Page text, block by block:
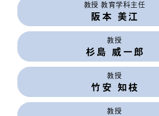
教授 教育学科主任
阪本 美江
教授
杉島 威一郎
教授
竹安 知枝
教授